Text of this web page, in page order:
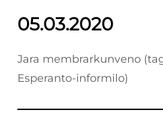
05.03.2020
Jara membrarkunveno
Esperanto-informilo)